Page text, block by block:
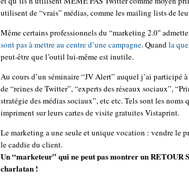
utilisent de “vrais” médias, comme les mailing lists de
Même certains professionnels du “marketing 2.0″
sont pas à mettre au centre d’une campagne. Quandla
peut-être que l’outil lui-même est inutile.
Au cours d’un séminaire “JV Alert” auquel j’ai participé
de “reines de Twitter”, “experts des réseaux sociaux”,
stratégie des médias sociaux”, etc etc. Tels sont les
impriment sur leurs cartes de visite gratuites Vistaprint.
Le marketing a une seule et unique vocation : vendre le
le caddie du client.
Un “marketeur” qui ne peut pas montrer un
charlatan !